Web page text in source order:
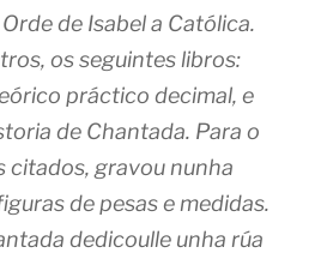
de Isabel a Católica.
os seguintes libros:
práctico decimal, e
de Chantada. Para o
citados, gravou nunha
de pesas e medidas.
dedicoulle unha rúa